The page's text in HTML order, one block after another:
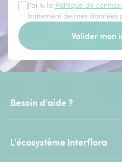
J'ai lu la Politique de
traitement de mes données
Valider mon
Besoin d'aide ?
L'écosystème Interflora